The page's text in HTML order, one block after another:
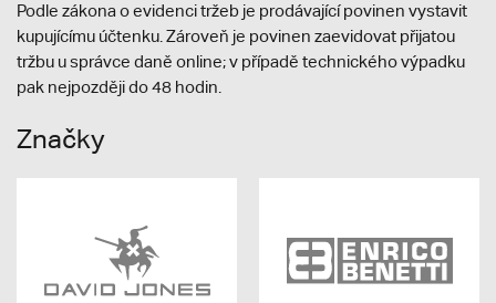
Podle zákona o evidenci tržeb je prodávající povinen vystavit
kupujícímu účtenku. Zároveň je povinen zaevidovat přijatou
tržbu u správce daně online; v případě technického výpadku
pak nejpozději do 48 hodin.
Značky